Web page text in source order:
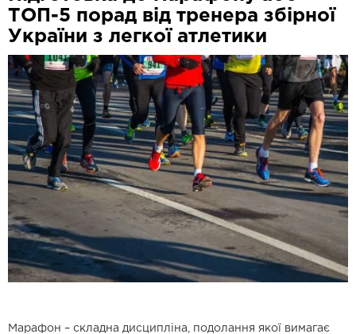
ТОП-5 порад від тренера збірної
України з легкої атлетики
Марафон – складна дисципліна, подолання якої вимагає